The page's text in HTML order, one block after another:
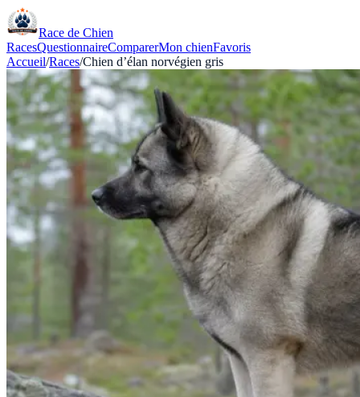
Race de Chien
RacesQuestionnaireComparerMon chienFavoris
Accueil/Races/Chien d’élan norvégien gris